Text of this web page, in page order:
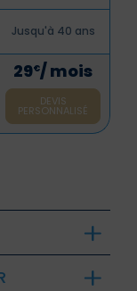
Jusqu'à 40 ans
29€/ mois
DEVIS
PERSONNALISÉ